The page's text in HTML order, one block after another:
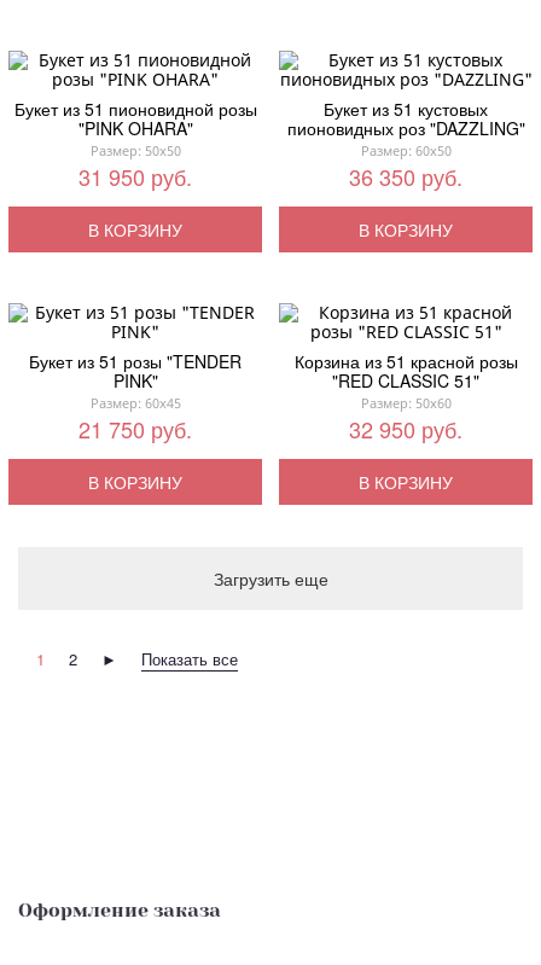
Букет из 51 пионовидной розы
"PINK OHARA"
Размер: 50x50
31 950 руб.
В КОРЗИНУ
Букет из 51 кустовых
пионовидных роз "DAZZLING"
Размер: 60x50
36 350 руб.
В КОРЗИНУ
Букет из 51 розы "TENDER
PINK"
Размер: 60x45
21 750 руб.
В КОРЗИНУ
Корзина из 51 красной розы
"RED CLASSIC 51"
Размер: 50x60
32 950 руб.
В КОРЗИНУ
Загрузить еще
1 2 ► Показать все
Оформление заказа